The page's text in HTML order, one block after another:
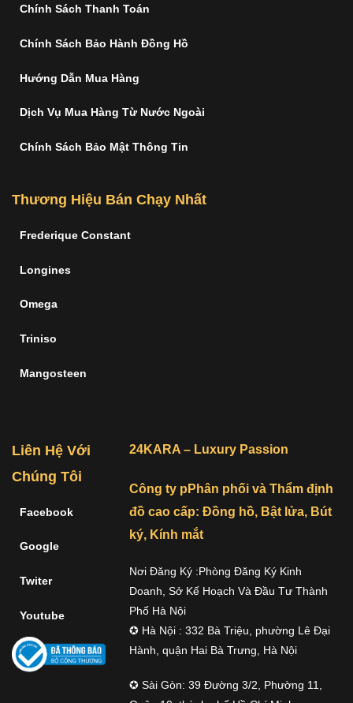
Chính Sách Thanh Toán
Chính Sách Bảo Hành Đồng Hồ
Hướng Dẫn Mua Hàng
Dịch Vụ Mua Hàng Từ Nước Ngoài
Chính Sách Bảo Mật Thông Tin
Thương Hiệu Bán Chạy Nhất
Frederique Constant
Longines
Omega
Triniso
Mangosteen
Liên Hệ Với
Chúng Tôi
Facebook
Google
Twiter
Youtube
24KARA – Luxury Passion
Công ty pPhân phối và Thẩm định
đồ cao cấp: Đồng hồ, Bật lửa, Bút
ký, Kính mắt
Nơi Đăng Ký :Phòng Đăng Ký Kinh
Doanh, Sở Kế Hoạch Và Đầu Tư Thành
Phố Hà Nội
✪ Hà Nội : 332 Bà Triệu, phường Lê Đại
Hành, quận Hai Bà Trưng, Hà Nội
✪ Sài Gòn: 39 Đường 3/2, Phường 11,